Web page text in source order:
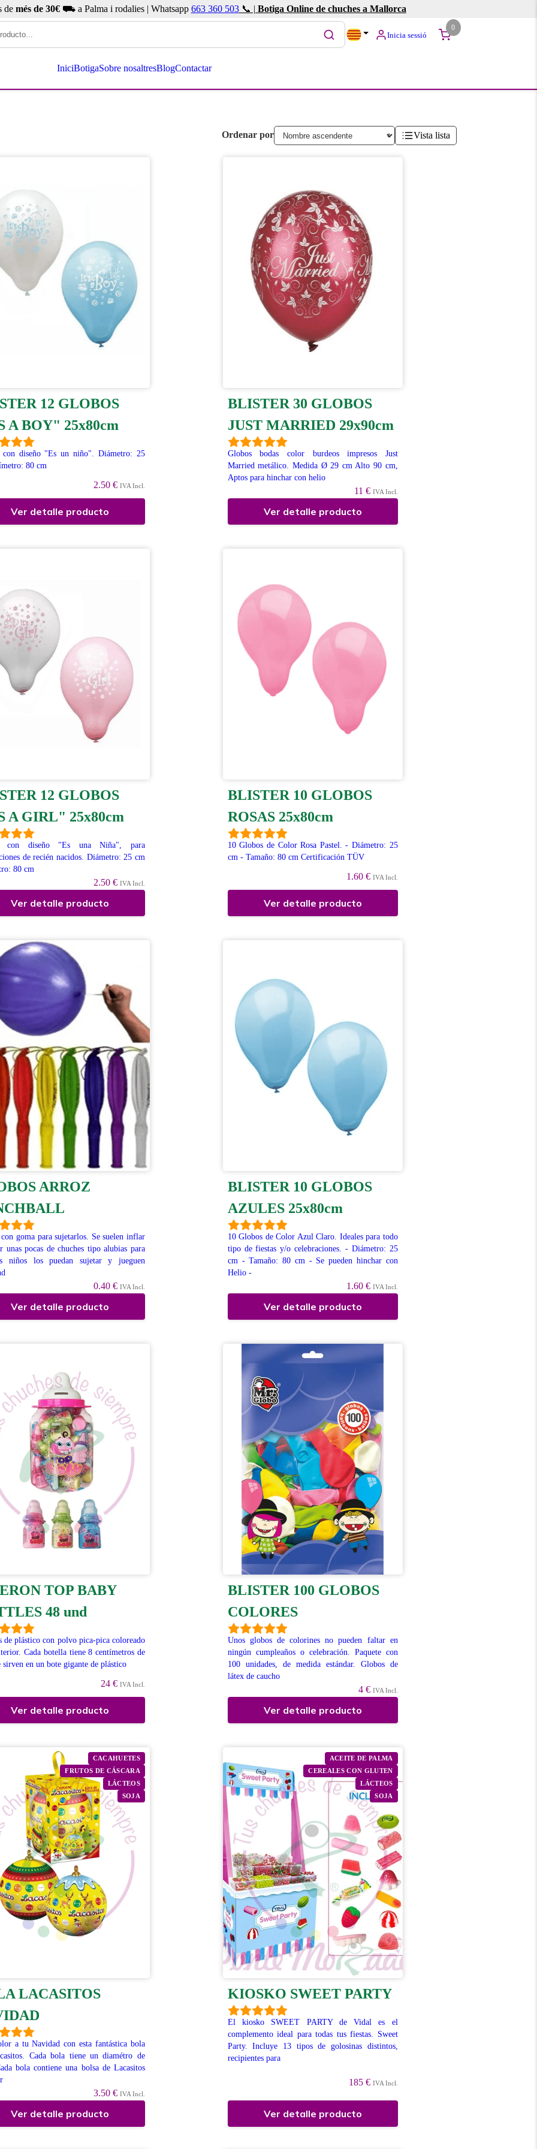
de més de 30€⛟ a Palma i rodalies | Whatsapp 663 360 503📞 | Botiga Online de chuches a Mallorca
Inicia sessió
0
IniciBotigaSobre nosaltresBlogContactar
Vista lista
Ordenar por
12 GLOBOS
A BOY" 25x80cm
con diseño "Es un niño". Diámetro: 25
80 cm
2.50 € IVA Incl.
Ver detalle producto
BLISTER 30 GLOBOS
JUST MARRIED 29x90cm
Globos bodas color burdeos impresos Just
Married metálico. Medida Ø 29 cm Alto 90 cm,
Aptos para hinchar con helio
11 € IVA Incl.
Ver detalle producto
12 GLOBOS
A GIRL" 25x80cm
con diseño "Es una Niña", para
de recién nacidos. Diámetro: 25 cm
80 cm
2.50 € IVA Incl.
Ver detalle producto
BLISTER 10 GLOBOS
ROSAS 25x80cm
10 Globos de Color Rosa Pastel. - Diámetro: 25
cm - Tamaño: 80 cm Certificación TÜV
1.60 € IVA Incl.
Ver detalle producto
ARROZ
goma para sujetarlos. Se suelen inflar
unas pocas de chuches tipo alubias para
niños los puedan sujetar y jueguen
0.40 € IVA Incl.
Ver detalle producto
BLISTER 10 GLOBOS
AZULES 25x80cm
10 Globos de Color Azul Claro. Ideales para todo
tipo de fiestas y/o celebraciones. - Diámetro: 25
cm - Tamaño: 80 cm - Se pueden hinchar con
Helio -
1.60 € IVA Incl.
Ver detalle producto
TOP BABY
48 und
de plástico con polvo pica-pica coloreado
Cada botella tiene 8 centímetros de
sirven en un bote gigante de plástico
24 € IVA Incl.
Ver detalle producto
BLISTER 100 GLOBOS
COLORES
Unos globos de colorines no pueden faltar en
ningún cumpleaños o celebración. Paquete con
100 unidades, de medida estándar. Globos de
látex de caucho
4 € IVA Incl.
Ver detalle producto
CACAHUETES
FRUTOS DE CÁSCARA
LÁCTEOS
SOJA
LACASITOS
a tu Navidad con esta fantástica bola
Cada bola tiene un diamétro de
bola contiene una bolsa de Lacasitos
3.50 € IVA Incl.
Ver detalle producto
ACEITE DE PALMA
CEREALES CON GLUTEN
LÁCTEOS
SOJA
KIOSKO SWEET PARTY
El kiosko SWEET PARTY de Vidal es el
complemento ideal para todas tus fiestas. Sweet
Party. Incluye 13 tipos de golosinas distintos,
recipientes para
185 € IVA Incl.
Ver detalle producto